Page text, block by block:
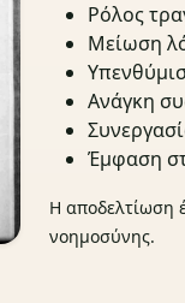
Ρόλος
Μείωση
Ανάγκη
Έμφαση
Η αποδελτίωση
νοημοσύνης.